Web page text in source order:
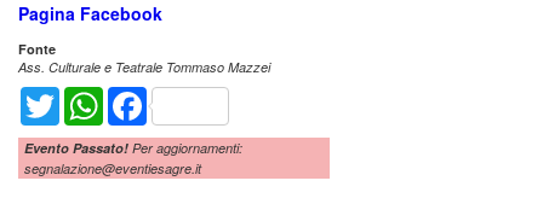
Pagina Facebook
Fonte
Ass. Culturale e Teatrale Tommaso Mazzei
Twitter WhatsAppFacebook
Evento Passato! Per aggiornamenti:
segnalazione@eventiesagre.it